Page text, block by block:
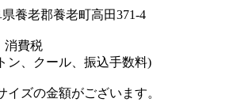
養老郡養老町高田371-4
消費税
ン、クール、振込手数料)
ズの金額がございます。